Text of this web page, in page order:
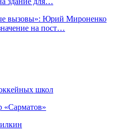
вызовы»: Юрий Мироненко
на пост…
школ
«Сарматов»